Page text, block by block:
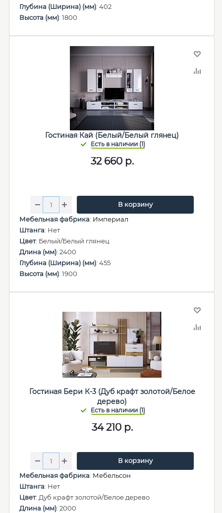
Глубина (Ширина) (мм): 402
Высота (мм): 1800
Гостиная Кай (Белый/Белый глянец)
32 660р.
В корзину
Мебельная фабрика: Империал
Штанга: Нет
Цвет: Белый/Белый глянец
Длина (мм): 2400
Глубина (Ширина) (мм): 455
Высота (мм): 1900
Гостиная Бери К-3 (Дуб крафт золотой/Белое
дерево)
34 210р.
В корзину
Мебельная фабрика: Мебельсон
Штанга: Нет
Цвет: Дуб крафт золотой/Белое дерево
Длина (мм): 2000